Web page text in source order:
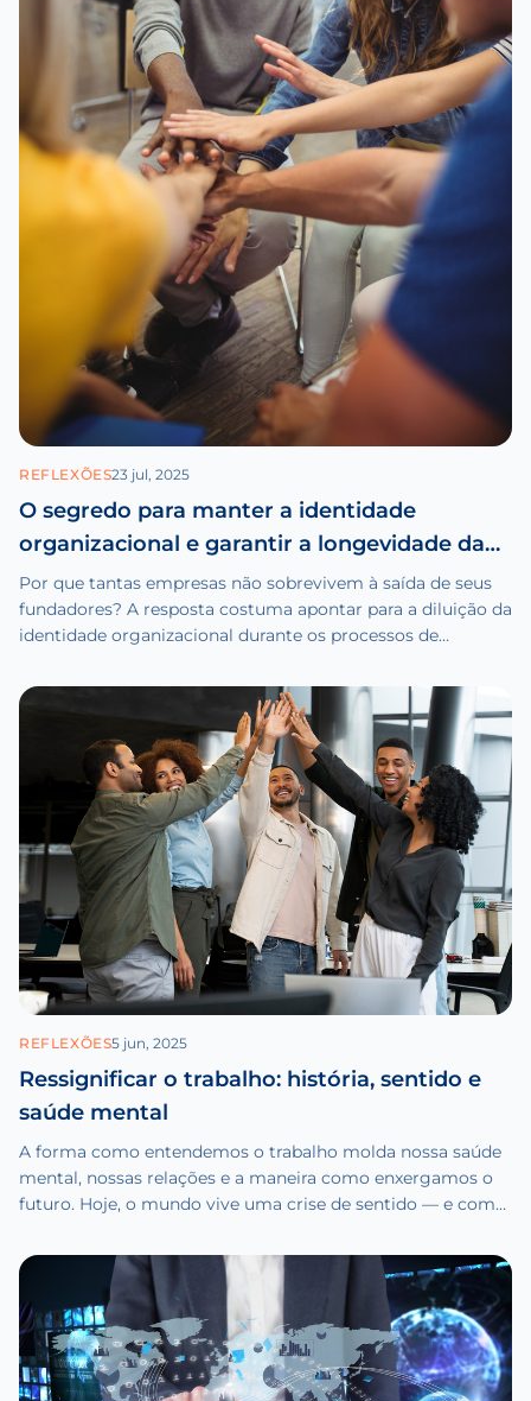
REFLEXÕES23 jul, 2025
O segredo para manter a identidade
organizacional e garantir a longevidade da
empresa
Por que tantas empresas não sobrevivem à saída de seus
fundadores? A resposta costuma apontar para a diluição da
identidade organizacional durante os processos de
REFLEXÕES5 jun, 2025
Ressignificar o trabalho: história, sentido e
saúde mental
A forma como entendemos o trabalho molda nossa saúde
mental, nossas relações e a maneira como enxergamos o
futuro. Hoje, o mundo vive uma crise de sentido — e com